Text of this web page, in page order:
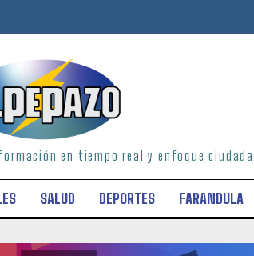
en tiempo real y enfoque
SALUD DEPORTES FARANDULA